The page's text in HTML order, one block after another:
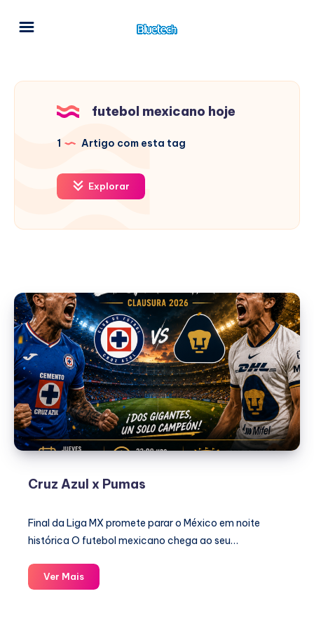
futebol mexicano hoje
1 Artigo com esta tag
Explorar
Cruz Azul x Pumas
Final da Liga MX promete parar o México em noite
histórica O futebol mexicano chega ao seu…
Ver MaisCruz
Azul